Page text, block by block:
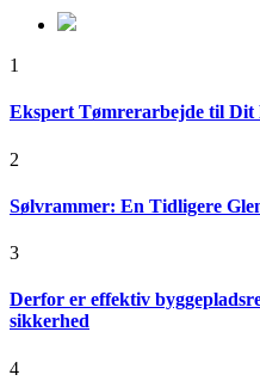
1
Ekspert Tømrerarbejde til Dit
2
Sølvrammer: En Tidligere
3
Derfor er effektiv
sikkerhed
4